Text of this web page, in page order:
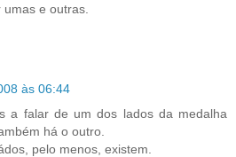
e outras.
às 06:44
a falar de um dos lados da medalha
há o outro.
pelo menos, existem.